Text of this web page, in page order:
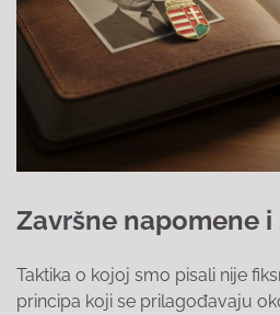
Završne napomene
Taktika o kojoj smo pisali nije
principa koji se prilagođavaju